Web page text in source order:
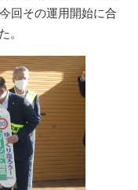
回その運用開始に合
。